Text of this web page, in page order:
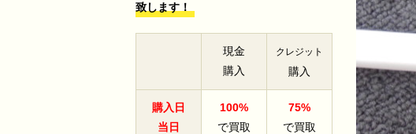
致します！
現金
購入
クレジット
購入
購入日
当日
100%
で買取
75%
で買取